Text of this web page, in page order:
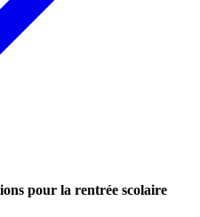
pour la rentrée scolaire